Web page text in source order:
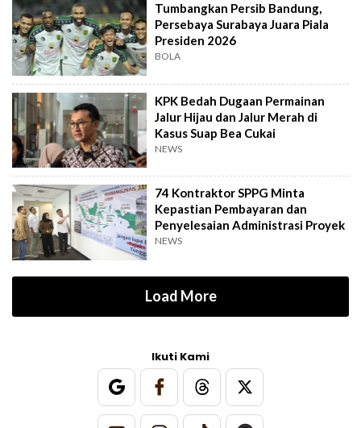
Tumbangkan Persib Bandung,
Persebaya Surabaya Juara Piala
Presiden 2026
BOLA
KPK Bedah Dugaan Permainan
Jalur Hijau dan Jalur Merah di
Kasus Suap Bea Cukai
NEWS
74 Kontraktor SPPG Minta
Kepastian Pembayaran dan
Penyelesaian Administrasi Proyek
NEWS
Load More
Ikuti Kami